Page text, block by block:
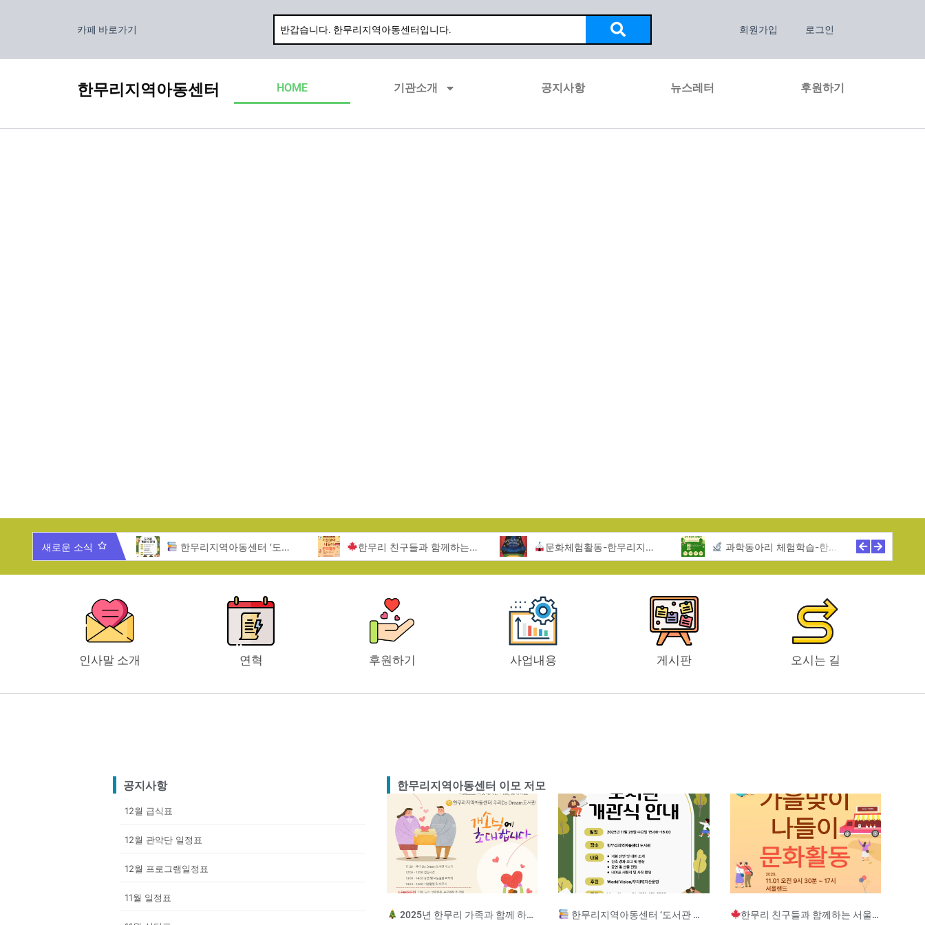
로
카페 바로가기 회원가입 로그인
한무리지역아동센터 HOME 기관소개 공지사항 뉴스레터 후원하기
새로운 소식
년 한무리 가족과 함께 하는 송년잔치 한무리지역아동센터 ‘도서관 개관식’ 안내 한무리 친구들과 함께하는 서울랜드 문화활동 문화체험활동-한무리지역아동센터 과학동아리 체험학습-한무리지역아동센터
인사말 소개 연혁 후원하기 사업내용 게시판 오시는 길
공지사항
12월 급식표
12월 관악단 일정표
12월 프로그램일정표
11월 일정표
한무리지역아동센터 이모 저모
2025년 한무리 가족과 함께 하는 송년잔치
한무리지역아동센터 ‘도서관 개관식’ 안내
한무리 친구들과 함께하는 서울랜드 문화활동
PagePagePage